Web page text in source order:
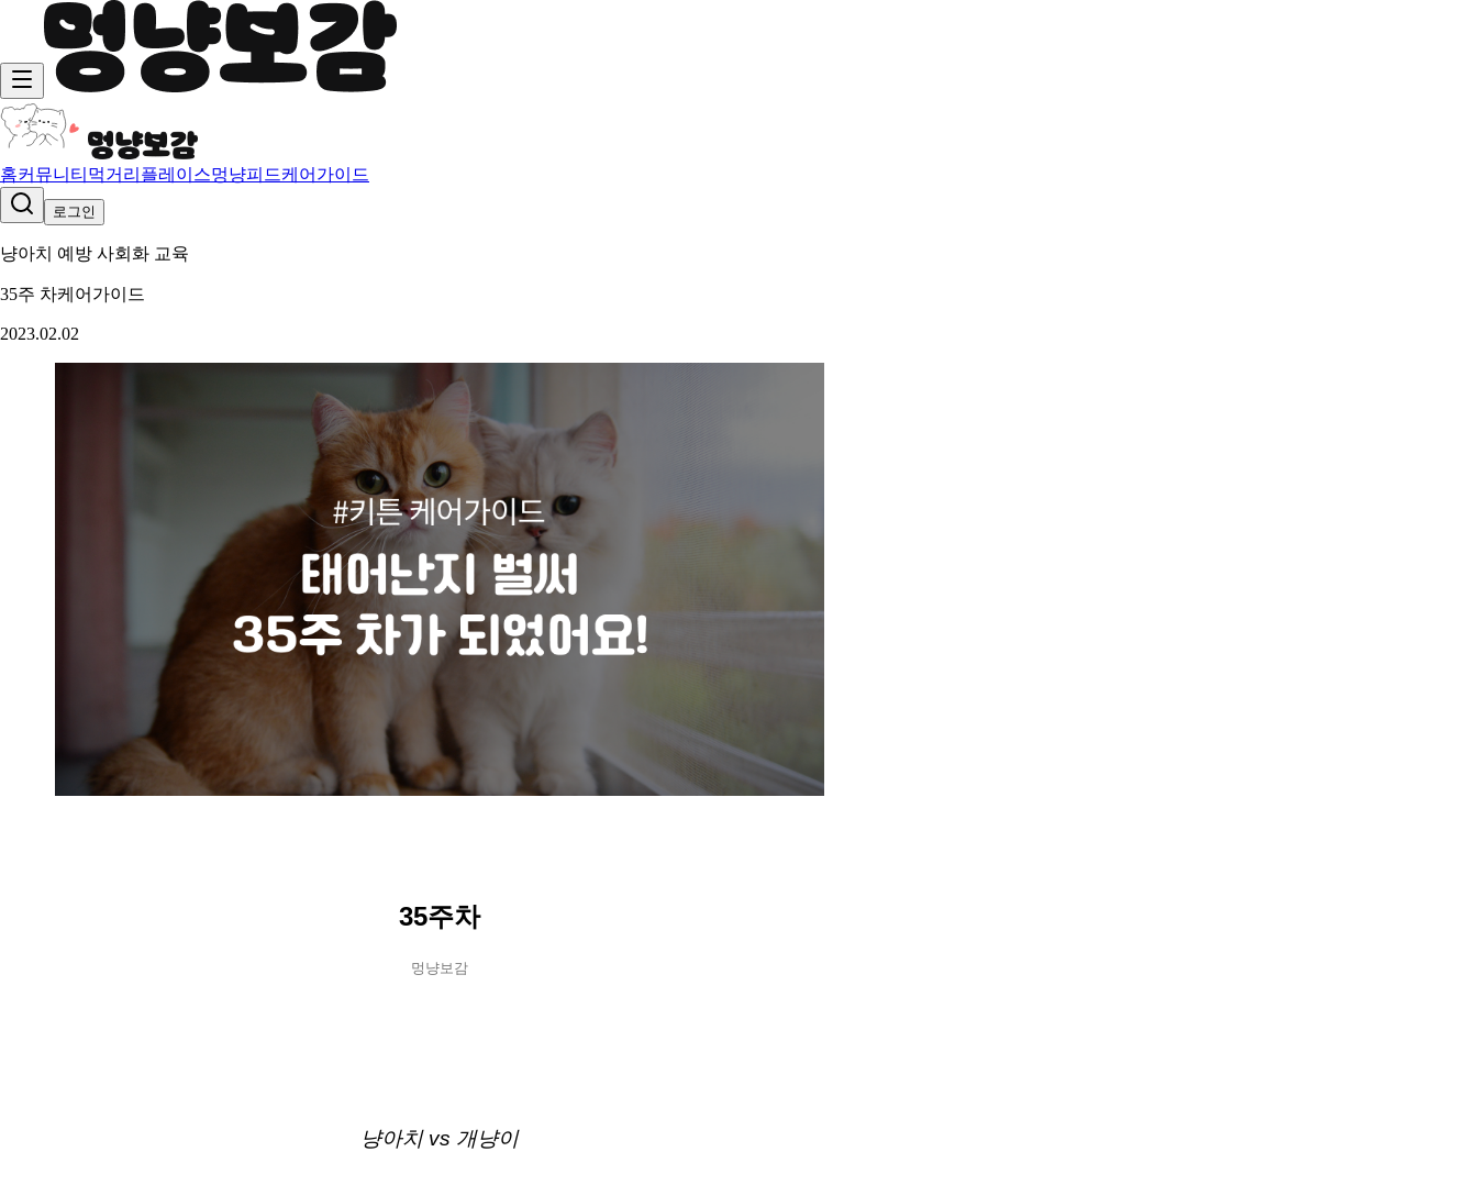
홈커뮤니티 먹거리 플레이스멍냥피드케어가이드
로그인
냥아치 예방 사회화 교육
35주 차케어가이드
2023.02.02
35주차
멍냥보감
냥아치 vs 개냥이